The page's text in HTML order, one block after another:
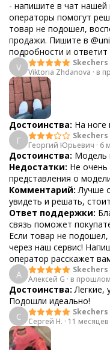
- напишите в чат нашей
операторы помогут
товар не подошел,
продажи. Пишите в
подробности и
V
Skechers
Viktoria Zhdanova · в
Достоинства: На ноге
Г
Георгий Юрьевич · 6
Достоинства: Модель
Недостатки: Не очень
представления о
Комментарий: Лучше
увидеть и решать,
Ответ поддержки:
связь поможет
Если товар не
через наш сервис!
оператор расскажет
А
Алексей G · в
Достоинства: Легкие,
Подошли идеально!
С
Сергей Н. · 11